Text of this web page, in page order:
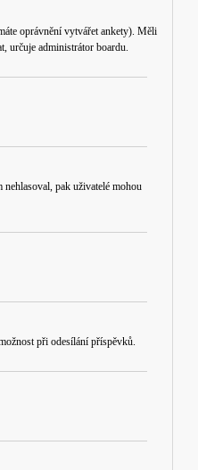
oprávnění vytvářet ankety). Měli
určuje administrátor boardu.
pak uživatelé mohou
při odesílání příspěvků.